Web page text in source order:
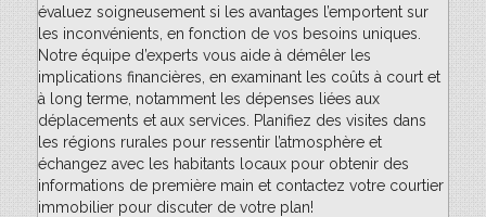
évaluez soigneusement si les avantages l’emportent sur
les inconvénients, en fonction de vos besoins uniques.
Notre équipe d’experts vous aide à démêler les
implications financières, en examinant les coûts à court et
à long terme, notamment les dépenses liées aux
déplacements et aux services. Planifiez des visites dans
les régions rurales pour ressentir l’atmosphère et
échangez avec les habitants locaux pour obtenir des
informations de première main et contactez votre courtier
immobilier pour discuter de votre plan!